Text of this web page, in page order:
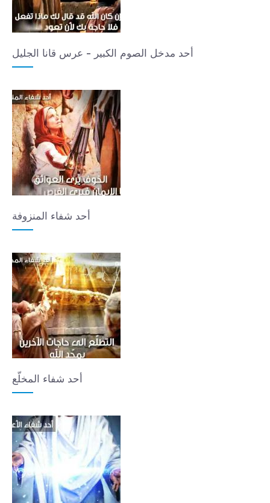
أحد مدخل الصوم الكبير - عرس قانا الجليل
أحد شفاء المنزوفة
أحد شفاء المخلّع